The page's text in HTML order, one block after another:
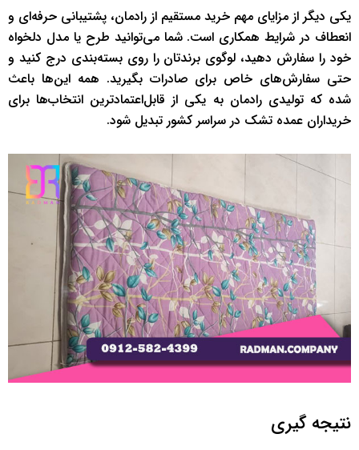
یکی دیگر از مزایای مهم خرید مستقیم از رادمان، پشتیبانی حرفه‌ای و
انعطاف در شرایط همکاری است. شما می‌توانید طرح یا مدل دلخواه
خود را سفارش دهید، لوگوی برندتان را روی بسته‌بندی درج کنید و
حتی سفارش‌های خاص برای صادرات بگیرید. همه این‌ها باعث
شده که تولیدی رادمان به یکی از قابل‌اعتمادترین انتخاب‌ها برای
خریداران عمده تشک در سراسر کشور تبدیل شود.
نتیجه گیری